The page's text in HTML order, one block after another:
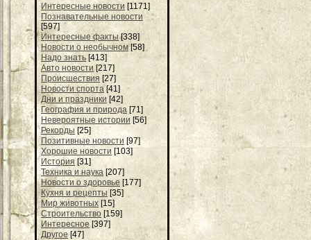
Интересные новости [1171]
Познавательные новости
[597]
Интересные факты [338]
Новости о необычном [58]
Надо знать [413]
Авто новости [217]
Происшествия [27]
Новости спорта [41]
Дни и праздники [42]
География и природа [71]
Невероятные истории [56]
Рекорды [25]
Позитивные новости [97]
Хорошие новости [103]
История [31]
Техника и наука [207]
Новости о здоровье [177]
Кухня и рецепты [35]
Мир животных [15]
Строительство [159]
Интересное [397]
Другое [47]